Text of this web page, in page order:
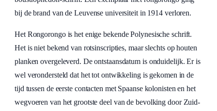
bij de brand van de Leuvense universiteit in 1914 verloren.
Het Rongorongo is het enige bekende Polynesische schrift.
Het is niet bekend van rotsinscripties, maar slechts op houten
planken overgeleverd. De ontstaansdatum is onduidelijk. Er is
wel verondersteld dat het tot ontwikkeling is gekomen in de
tijd tussen de eerste contacten met Spaanse kolonisten en het
wegvoeren van het grootste deel van de bevolking door Zuid-